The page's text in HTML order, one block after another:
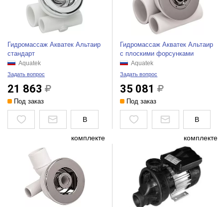
Гидромассаж Акватек Альтаир
стандарт
Aquatek
Задать вопрос
21 863
Под заказ
В
комплекте
Гидромассаж Акватек Альтаир
с плоскими форсунками
Aquatek
Задать вопрос
35 081
Под заказ
В
комплекте